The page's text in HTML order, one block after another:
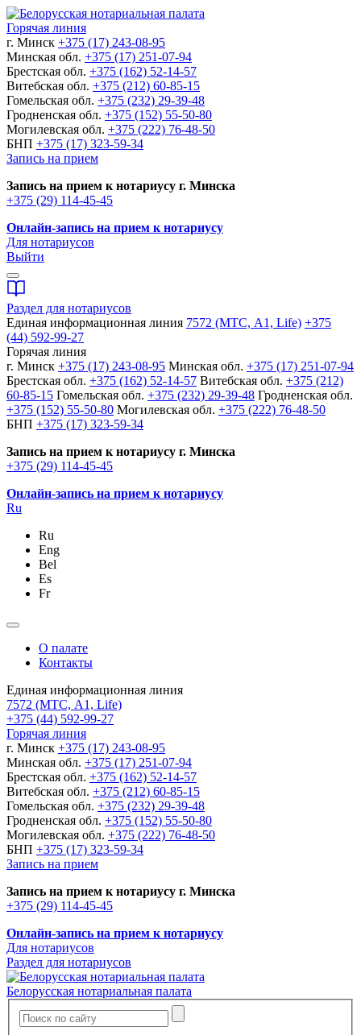
Горячая линия
г. Минск +375 (17) 243-08-95
Минская обл. +375 (17) 251-07-94
Брестская обл. +375 (162) 52-14-57
Витебская обл. +375 (212) 60-85-15
Гомельская обл. +375 (232) 29-39-48
Гродненская обл. +375 (152) 55-50-80
Могилевская обл. +375 (222) 76-48-50
БНП +375 (17) 323-59-34
Запись на прием
Запись на прием к нотариусу г. Минска
+375 (29) 114-45-45
Онлайн-запись на прием к нотариусу
Для нотариусов
Выйти
Раздел для нотариусов
Единая информационная линия 7572 (МТС, A1, Life) +375
(44) 592-99-27
Горячая линия
г. Минск +375 (17) 243-08-95 Минская обл. +375 (17) 251-07-94
Брестская обл. +375 (162) 52-14-57 Витебская обл. +375 (212)
60-85-15 Гомельская обл. +375 (232) 29-39-48 Гродненская обл.
+375 (152) 55-50-80 Могилевская обл. +375 (222) 76-48-50
БНП +375 (17) 323-59-34
Запись на прием к нотариусу г. Минска
+375 (29) 114-45-45
Онлайн-запись на прием к нотариусу
Ru
Ru
Eng
Bel
Es
Fr
О палате
Контакты
Единая информационная линия
7572 (МТС, A1, Life)
+375 (44) 592-99-27
Горячая линия
г. Минск +375 (17) 243-08-95
Минская обл. +375 (17) 251-07-94
Брестская обл. +375 (162) 52-14-57
Витебская обл. +375 (212) 60-85-15
Гомельская обл. +375 (232) 29-39-48
Гродненская обл. +375 (152) 55-50-80
Могилевская обл. +375 (222) 76-48-50
БНП +375 (17) 323-59-34
Запись на прием
Запись на прием к нотариусу г. Минска
+375 (29) 114-45-45
Онлайн-запись на прием к нотариусу
Для нотариусов
Раздел для нотариусов
Белорусская нотариальная палата